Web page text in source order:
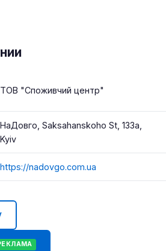
ТОВ "Споживчий центр"
НаДовго, Saksahanskoho St, 133а,
Kyiv
https://nadovgo.com.ua